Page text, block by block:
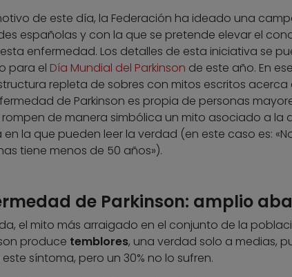
de este día, la Federación ha ideado una
españolas y con la que se pretende elevar el
enfermedad. Los detalles de esta iniciativa se
para el Día Mundial del Parkinson de este año. En
repleta de sobres con mitos escritos
de Parkinson es propia de personas
rompen de manera simbólica un mito asociado a la
en la que pueden leer la verdad (en este caso es:
tiene menos de 50 años»).
de Parkinson: amplio
el mito más arraigado en el conjunto de la
produce temblores, una verdad solo a medias,
síntoma, pero un 30% no lo sufren.